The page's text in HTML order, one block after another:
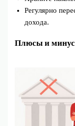
Регулярно
дохода.
Плюсы и